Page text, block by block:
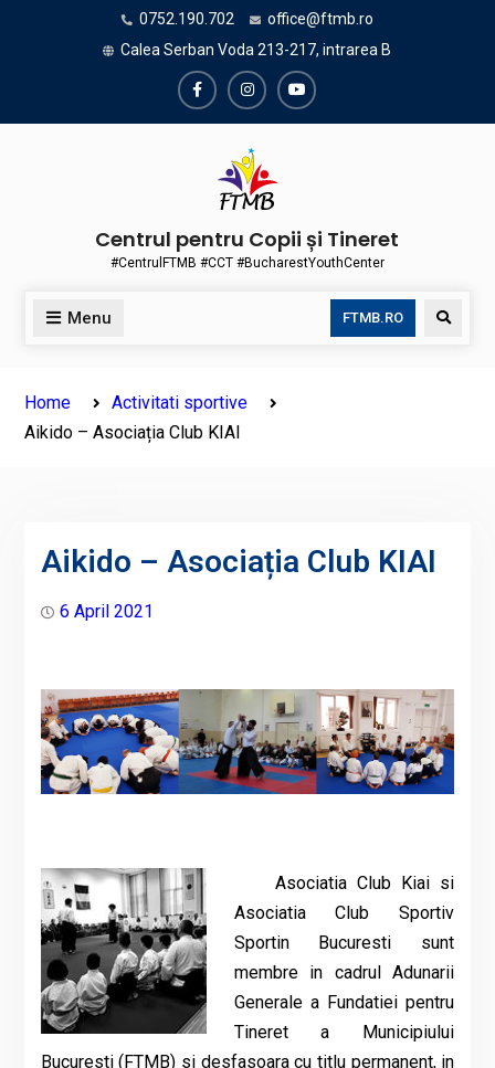
0752.190.702
office@ftmb.ro
Calea Serban Voda 213-217, intrarea B
FacebookInstagramYoutube
Centrul pentru Copii și Tineret
#CentrulFTMB #CCT #BucharestYouthCenter
Menu FTMB.RO Search
Home
Activitati sportive
Aikido – Asociația Club KIAI
Aikido – Asociația Club KIAI
6 April 2021
Asociatia Club Kiai si
Asociatia Club Sportiv
Sportin Bucuresti sunt
membre in cadrul Adunarii
Generale a Fundatiei pentru
Tineret a Municipiului
Bucuresti (FTMB) si desfasoara cu titlu permanent, in